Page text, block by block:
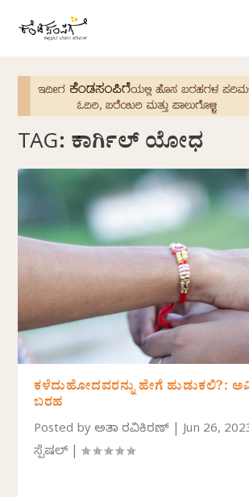
TAG: ಕಾರ್ಗಿಲ್‌ ಯೋಧ
ಕಳೆದುಹೋದವರನ್ನು ಹೇಗೆ ಹುಡುಕಲಿ?:
ಬರಹ
Posted byಅಮಿತಾ ರವಿಕಿರಣ್ |Jun 26,
ಸ್ಪೆಷಲ್|